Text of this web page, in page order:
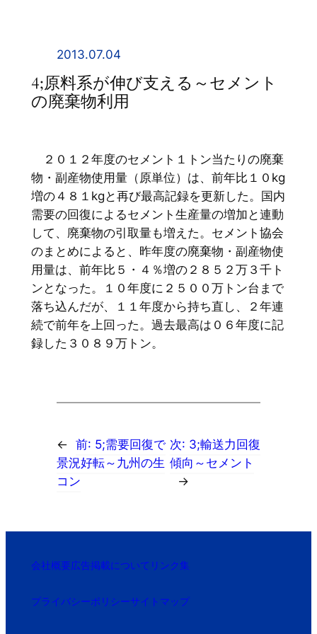
2013.07.04
4;原料系が伸び支える～セメント
の廃棄物利用
２０１２年度のセメント１トン当たりの廃棄
物・副産物使用量（原単位）は、前年比１０kg
増の４８１kgと再び最高記録を更新した。国内
需要の回復によるセメント生産量の増加と連動
して、廃棄物の引取量も増えた。セメント協会
のまとめによると、昨年度の廃棄物・副産物使
用量は、前年比５・４％増の２８５２万３千ト
ンとなった。１０年度に２５００万トン台まで
落ち込んだが、１１年度から持ち直し、２年連
続で前年を上回った。過去最高は０６年度に記
録した３０８９万トン。
← 前: 5;需要回復で
景況好転～九州の生
コン
次: 3;輸送力回復
傾向～セメント
→
会社概要広告掲載について リンク集
プライバシーポリシーサイトマップ